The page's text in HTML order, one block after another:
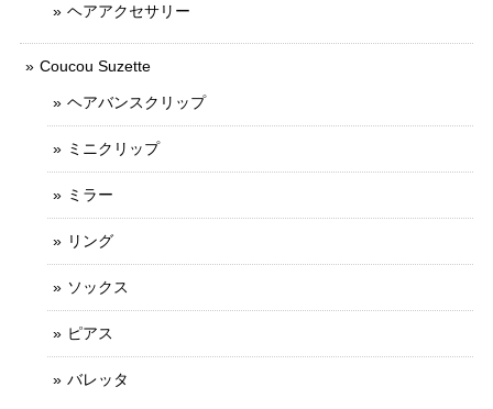
ヘアアクセサリー
Coucou Suzette
ヘアバンスクリップ
ミニクリップ
ミラー
リング
ソックス
ピアス
バレッタ